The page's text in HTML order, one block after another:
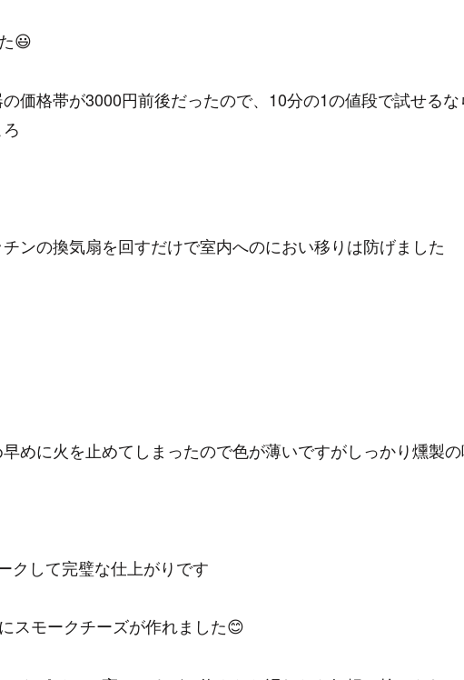
😃
価格帯が3000円前後だったので、10分の1の値段で試せる
ンの換気扇を回すだけで室内へのにおい移りは防げました
めに火を止めてしまったので色が薄いですがしっかり燻製
クして完璧な仕上がりです
スモークチーズが作れました😊